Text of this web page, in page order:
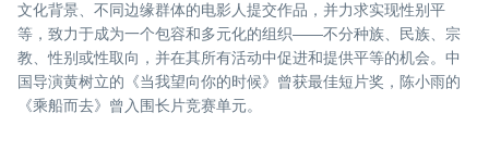
文化背景、不同边缘群体的电影人提交作品，并力求实现性别平
等，致力于成为一个包容和多元化的组织——不分种族、民族、宗
教、性别或性取向，并在其所有活动中促进和提供平等的机会。中
国导演黄树立的《当我望向你的时候》曾获最佳短片奖，陈小雨的
《乘船而去》曾入围长片竞赛单元。